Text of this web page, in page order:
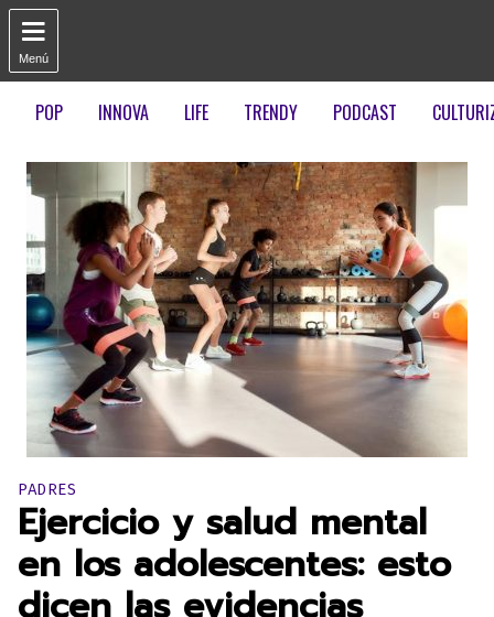

Menú
POP INNOVA LIFE TRENDY PODCAST
Publicado en:
PADRES
Ejercicio y salud mental
en los adolescentes: esto